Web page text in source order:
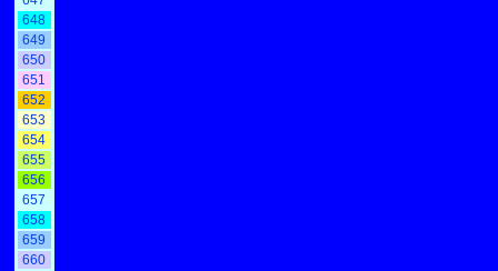
648
649
650
651
652
653
654
655
656
657
658
659
660